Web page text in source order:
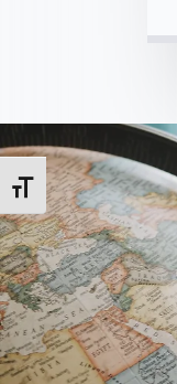
Toggle Font size